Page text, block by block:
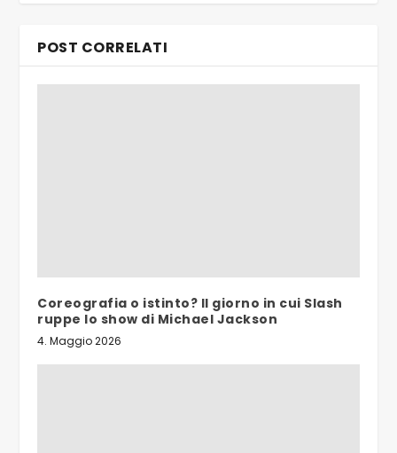
POST CORRELATI
Coreografia o istinto? Il giorno in cui Slash
ruppe lo show di Michael Jackson
4. Maggio 2026